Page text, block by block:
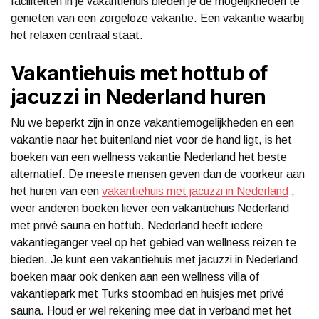
genieten van een zorgeloze vakantie. Een vakantie waarbij
het relaxen centraal staat.
Vakantiehuis met hottub of
jacuzzi in Nederland huren
Nu we beperkt zijn in onze vakantiemogelijkheden en een
vakantie naar het buitenland niet voor de hand ligt, is het
boeken van een wellness vakantie Nederland het beste
alternatief. De meeste mensen geven dan de voorkeur aan
het huren van een vakantiehuis met jacuzzi in Nederland ,
weer anderen boeken liever een vakantiehuis Nederland
met privé sauna en hottub. Nederland heeft iedere
vakantieganger veel op het gebied van wellness reizen te
bieden. Je kunt een vakantiehuis met jacuzzi in Nederland
boeken maar ook denken aan een wellness villa of
vakantiepark met Turks stoombad en huisjes met privé
sauna. Houd er wel rekening mee dat in verband met het